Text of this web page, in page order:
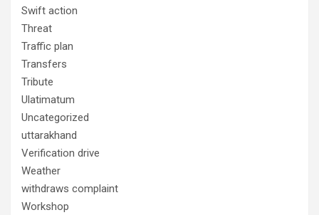
Swift action
Threat
Traffic plan
Transfers
Tribute
Ulatimatum
Uncategorized
uttarakhand
Verification drive
Weather
withdraws complaint
Workshop